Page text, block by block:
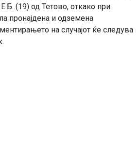
(19) од Тетово, откако при
пронајдена и одземена
на случајот ќе следува